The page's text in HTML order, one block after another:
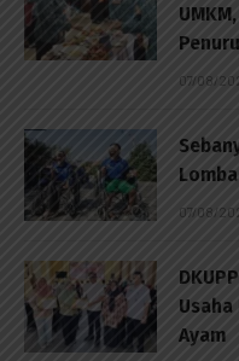
07/08/
07/08/
Ayam